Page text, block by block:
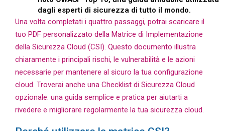
dagli esperti di sicurezza di tutto il mondo.
Una volta completati i quattro passaggi, potrai scaricare il
tuo PDF personalizzato della Matrice di Implementazione
della Sicurezza Cloud (CSI). Questo documento illustra
chiaramente i principali rischi, le vulnerabilità e le azioni
necessarie per mantenere al sicuro la tua configurazione
cloud. Troverai anche una Checklist di Sicurezza Cloud
opzionale: una guida semplice e pratica per aiutarti a
rivedere e migliorare regolarmente la tua sicurezza cloud.